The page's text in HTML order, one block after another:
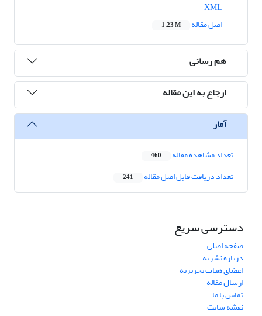
اصل مقاله
1.23 M
هم رسانی
ارجاع به این مقاله
آمار
تعداد مشاهده مقاله 460
تعداد دریافت فایل اصل مقاله 241
دسترسی سریع
صفحه اصلی
درباره نشریه
اعضای هیات تحریریه
ارسال مقاله
تماس با ما
نقشه سایت